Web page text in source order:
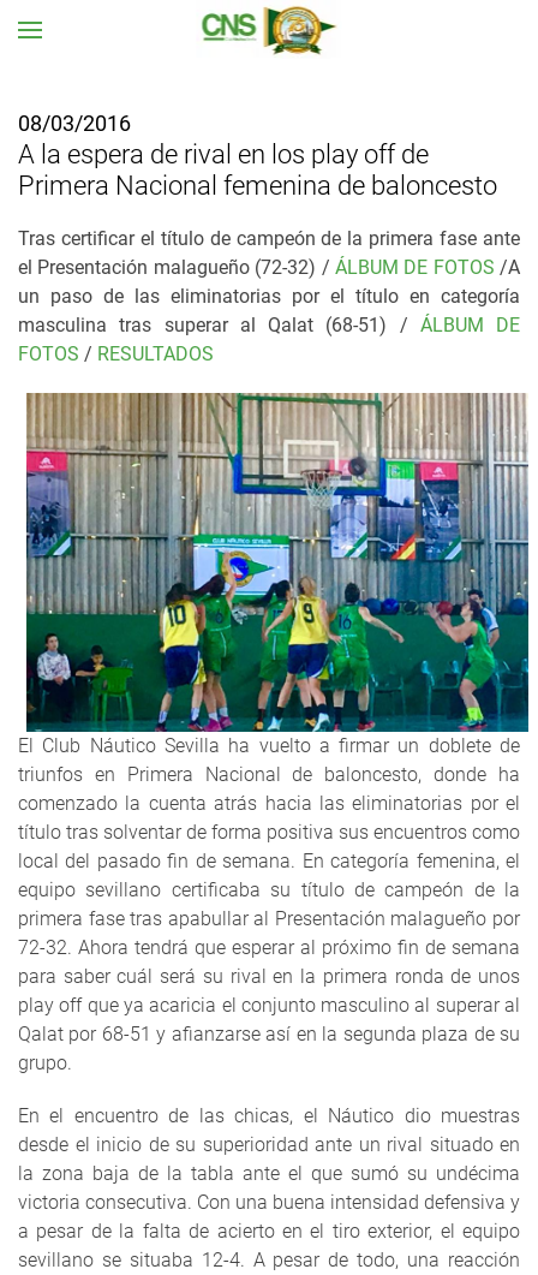
08/03/2016
A la espera de rival en los play off de
Primera Nacional femenina de baloncesto
Tras certificar el título de campeón de la primera fase ante
el Presentación malagueño (72-32) / ÁLBUM DE FOTOS /A
un paso de las eliminatorias por el título en categoría
masculina tras superar al Qalat (68-51) / ÁLBUM DE
FOTOS / RESULTADOS
El Club Náutico Sevilla ha vuelto a firmar un doblete de
triunfos en Primera Nacional de baloncesto, donde ha
comenzado la cuenta atrás hacia las eliminatorias por el
título tras solventar de forma positiva sus encuentros como
local del pasado fin de semana. En categoría femenina, el
equipo sevillano certificaba su título de campeón de la
primera fase tras apabullar al Presentación malagueño por
72-32. Ahora tendrá que esperar al próximo fin de semana
para saber cuál será su rival en la primera ronda de unos
play off que ya acaricia el conjunto masculino al superar al
Qalat por 68-51 y afianzarse así en la segunda plaza de su
grupo.
En el encuentro de las chicas, el Náutico dio muestras
desde el inicio de su superioridad ante un rival situado en
la zona baja de la tabla ante el que sumó su undécima
victoria consecutiva. Con una buena intensidad defensiva y
a pesar de la falta de acierto en el tiro exterior, el equipo
sevillano se situaba 12-4. A pesar de todo, una reacción